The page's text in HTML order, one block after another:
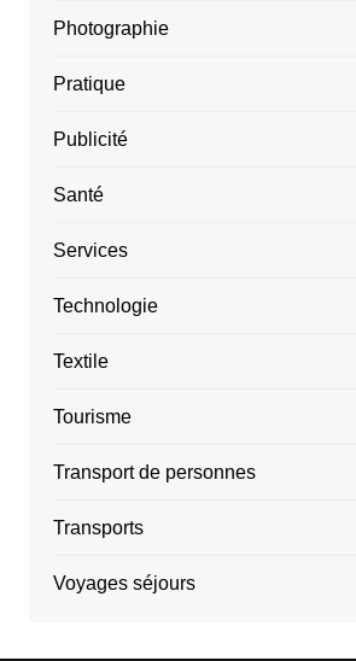
Photographie
Pratique
Publicité
Santé
Services
Technologie
Textile
Tourisme
Transport de personnes
Transports
Voyages séjours